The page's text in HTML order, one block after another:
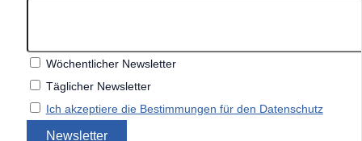
Wöchentlicher Newsletter
Täglicher Newsletter
Ich akzeptiere die Bestimmungen für den Datenschutz